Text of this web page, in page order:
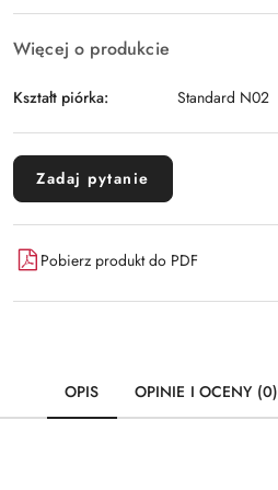
Więcej o produkcie
Kształt piórka: Standard N02
Zadaj pytanie
Pobierz produkt do PDF
OPIS OPINIE I OCENY (0)